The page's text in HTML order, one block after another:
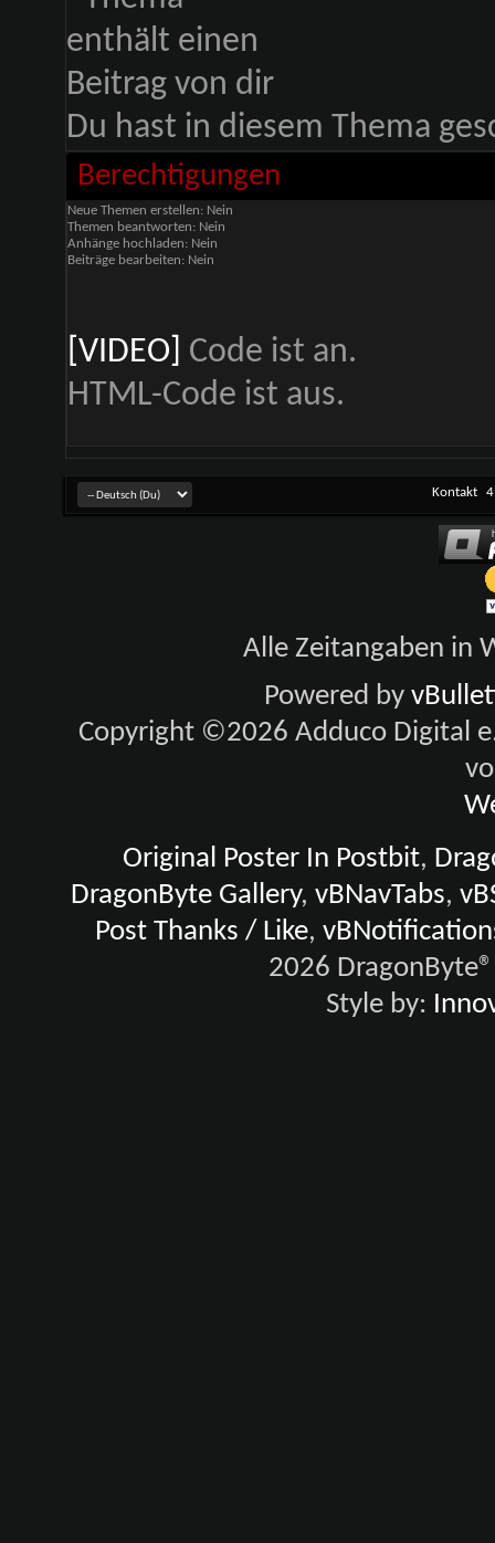
Du hast in diesem Thema
Berechtigungen
Neue Themen erstellen: Nein
Themen beantworten: Nein
Anhänge hochladen: Nein
Beiträge bearbeiten: Nein
[VIDEO] Code ist an.
HTML-Code ist aus.
Kontakt
Alle Zeitangaben in
Powered by
Copyright ©2026 Adduco Digital
Original Poster In Postbit,
DragonByte Gallery,vBNavTabs,
Post Thanks / Like,
2026
Style by: